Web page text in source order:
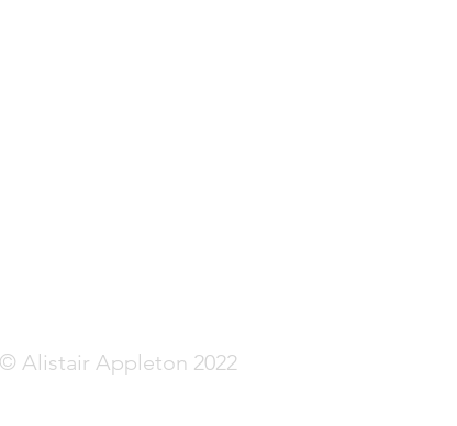
© Alistair Appleton 2022